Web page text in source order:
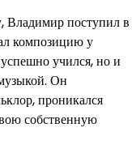
поступил в
композицию у
учился, но и
Он
проникался
собственную